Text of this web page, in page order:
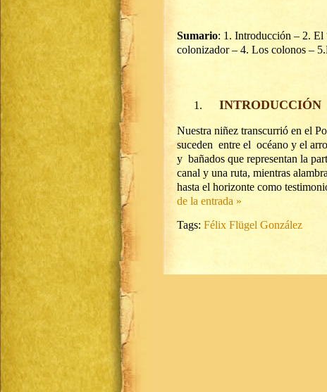
Sumario: 1. Introducción – 2. El
colonizador – 4. Los colonos –
INTRODUCCIÓN
Nuestra niñez transcurrió en el
suceden entre el océano y el
y bañados que representan la
canal y una ruta, mientras
hasta el horizonte como
de la entrada »
Tags: Félix Flügel González